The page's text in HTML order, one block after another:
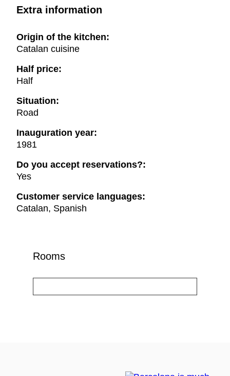
Extra information
Origin of the kitchen:
Catalan cuisine
Half price:
Half
Situation:
Road
Inauguration year:
1981
Do you accept reservations?:
Yes
Customer service languages:
Catalan, Spanish
Rooms